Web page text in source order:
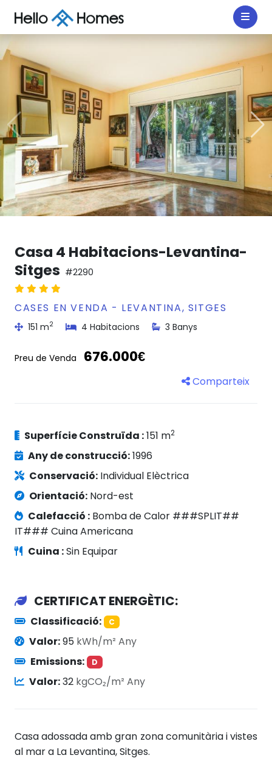
Casa 4 Habitacions-Levantina-
Sitges #2290
CASES EN VENDA - LEVANTINA, SITGES
151 m2 4 Habitacions 3 Banys
Preu de Venda 676.000€
Comparteix
Superfície Construïda :151 m2
Any de construcció:1996
Conservació: Individual Elèctrica
Orientació: Nord-est
Calefacció : Bomba de Calor ###SPLIT##
IT### Cuina Americana
Cuina :Sin Equipar
CERTIFICAT ENERGÈTIC:
Classificació: C
Valor:95 kWh/m² Any
Emissions:
D
Valor:32 kgCO₂/m² Any
Casa adossada amb gran zona comunitària i vistes
al mar a La Levantina, Sitges.